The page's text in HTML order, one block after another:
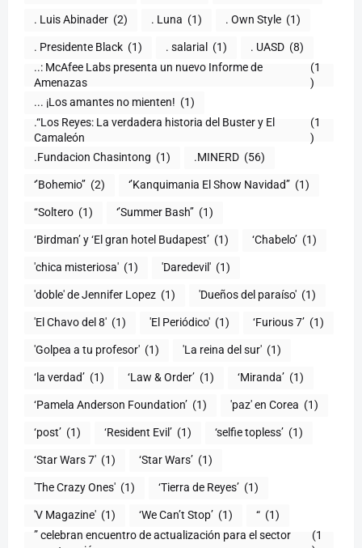
. Luis Abinader (2) . Luna (1) . Own Style (1)
. Presidente Black (1) . salarial (1) . UASD (8)
..: McAfee Labs presenta un nuevo Informe de
(1
)
... ¡Los amantes no mienten! (1)
.“Los Reyes: La verdadera historia del Buster y El
Camaleón
(1
)
.Fundacion Chasintong (1) .MINERD (56)
‘’Bohemio’’ (2) ‘’Kanquimania El Show Navidad’’ (1)
‘‘Soltero (1) ‘’Summer Bash’’ (1)
‘Birdman’ y ‘El gran hotel Budapest’ (1) ‘Chabelo’ (1)
'chica misteriosa' (1) 'Daredevil' (1)
'doble' de Jennifer Lopez (1) 'Dueños del paraíso' (1)
'El Chavo del 8' (1) 'El Periódico' (1) ‘Furious 7’ (1)
'Golpea a tu profesor' (1) 'La reina del sur' (1)
‘la verdad’ (1) ‘Law & Order’ (1) ‘Miranda’ (1)
‘Pamela Anderson Foundation’ (1) 'paz' en Corea (1)
‘post’ (1) ‘Resident Evil’ (1) ‘selfie topless’ (1)
‘Star Wars 7′ (1) ‘Star Wars’ (1)
'The Crazy Ones' (1) ‘Tierra de Reyes’ (1)
'V Magazine' (1) ‘We Can’t Stop’ (1) “ (1)
” celebran encuentro de actualización para el sector
(1